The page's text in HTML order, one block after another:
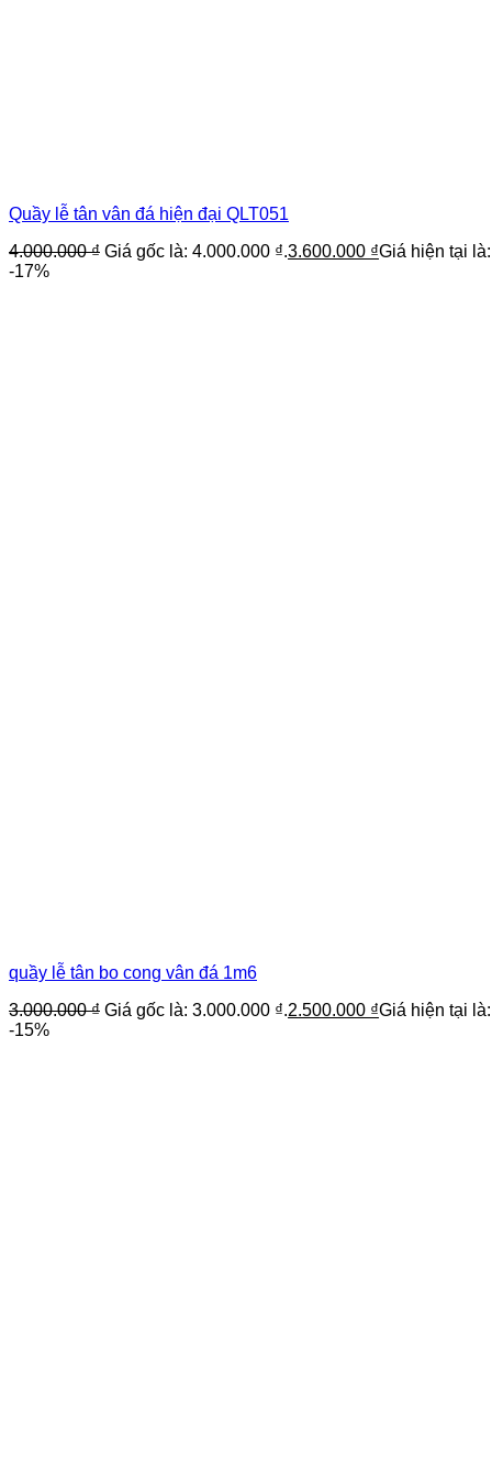
Quầy lễ tân vân đá hiện đại QLT051
4.000.000₫ Giá gốc là: 4.000.000 ₫.3.600.000 ₫Giá hiện tại
-17%
quầy lễ tân bo cong vân đá 1m6
3.000.000₫ Giá gốc là: 3.000.000 ₫.2.500.000 ₫Giá hiện tại
-15%